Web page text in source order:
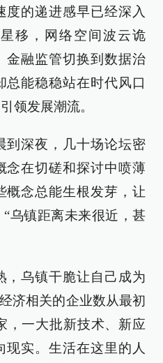
的递进感早已经深入
移，网络空间波云诡
金融监管切换到数据治
总能稳稳站在时代风口
领发展潮流。
到深夜，几十场论坛密
念在切磋和探讨中喷薄
概念总能生根发芽，让
乌镇距离未来很近，甚
，乌镇干脆让自己成为
济相关的企业数从最初
，一大批新技术、新应
现实。生活在这里的人